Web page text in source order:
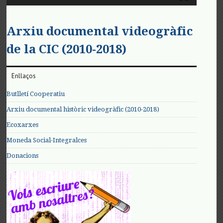
Arxiu documental videogràfic
de la CIC (2010-2018)
Enllaços
Butlletí Cooperatiu
Arxiu documental històric videogràfic (2010-2018)
Ecoxarxes
Moneda Social-Integralces
Donacions